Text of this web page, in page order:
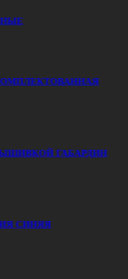
ГАБАРДИН
СИНЯЯ